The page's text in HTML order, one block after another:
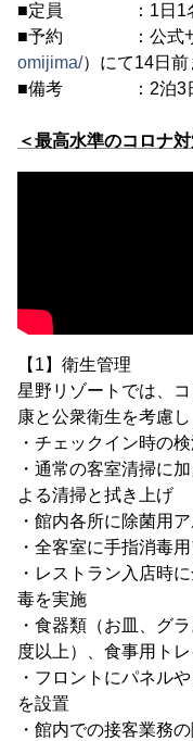
■定員 ：1日1
■予約 ：公式サ
omijima/）にて14日前
■備考 ：2泊3日の
＜最高水準のコロナ
【1】衛生管理
星野リゾートでは、
康と公衆衛生を考慮
・チェックイン時の
・通常の客室清掃に
よる清掃と拭き上げ
・館内各所に除菌用
・全客室に手指消毒
・レストラン入店時
毒を実施
・食器類（お皿、グ
度以上）、食事用ト
・フロントにパネル
を設置
・館内での接客業務